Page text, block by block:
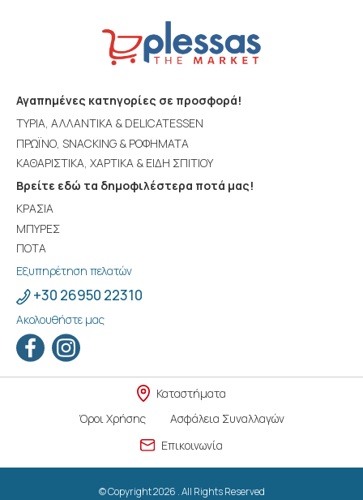
Αγαπημένες κατηγορίες σε προσφορά!
ΤΥΡΙΑ, ΑΛΛΑΝΤΙΚΑ & DELICATESSEN
ΠΡΩΪΝΟ, SNACKING & ΡΟΦΗΜΑΤΑ
ΚΑΘΑΡΙΣΤΙΚΑ, ΧΑΡΤΙΚΑ & ΕΙΔΗ ΣΠΙΤΙΟΥ
Βρείτε εδώ τα δημοφιλέστερα ποτά μας!
ΚΡΑΣΙΑ
ΜΠΥΡΕΣ
ΠΟΤΑ
Εξυπηρέτηση πελατών
+30 26950 22310
Ακολουθήστε μας
Καταστήματα
Όροι Χρήσης
Ασφάλεια Συναλλαγών
Επικοινωνία
© Copyright 2026 . All Rights Reserved